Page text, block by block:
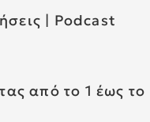
| Podcast
από το 1 έως το